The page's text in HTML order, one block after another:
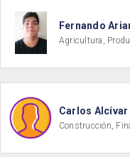
Fernando
Agricultura,
Carlos
Construcción,